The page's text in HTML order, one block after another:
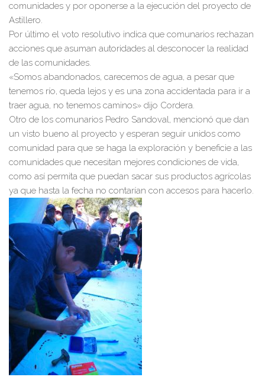
comunidades y por oponerse a la ejecución del proyecto de
Astillero.
Por último el voto resolutivo indica que comunarios rechazan
acciones que asuman autoridades al desconocer la realidad
de las comunidades.
«Somos abandonados, carecemos de agua, a pesar que
tenemos río, queda lejos y es una zona accidentada para ir a
traer agua, no tenemos caminos» dijo Cordera.
Otro de los comunarios Pedro Sandoval, mencionó que dan
un visto bueno al proyecto y esperan seguir unidos como
comunidad para que se haga la exploración y beneficie a las
comunidades que necesitan mejores condiciones de vida,
como así permita que puedan sacar sus productos agrícolas
ya que hasta la fecha no contarían con accesos para hacerlo.